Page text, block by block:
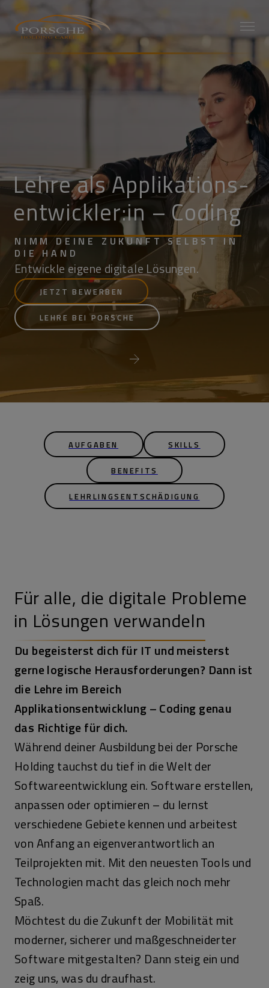
Lehre als Applikations­
entwickler:in – Coding
NIMM DEINE ZUKUNFT SELBST IN
DIE HAND
Entwickle eigene digitale Lösungen.
JETZT BEWERBEN
LEHRE BEI PORSCHE
AUFGABEN SKILLS
BENEFITS
LEHRLINGSENTSCHÄDIGUNG
Für alle, die digitale Probleme
in Lösungen verwandeln
Du begeisterst dich für IT und meisterst
gerne logische Herausforderungen? Dann ist
die Lehre im Bereich
Applikationsentwicklung – Coding genau
das Richtige für dich.
Während deiner Ausbildung bei der Porsche
Holding tauchst du tief in die Welt der
Softwareentwicklung ein. Software erstellen,
anpassen oder optimieren – du lernst
verschiedene Gebiete kennen und arbeitest
von Anfang an eigenverantwortlich an
Teilprojekten mit. Mit den neuesten Tools und
Technologien macht das gleich noch mehr
Spaß.
Möchtest du die Zukunft der Mobilität mit
moderner, sicherer und maßgeschneiderter
Software mitgestalten? Dann steig ein und
zeig uns, was du draufhast.